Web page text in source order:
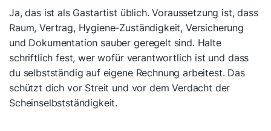
Ja, das ist als Gastartist üblich. Voraussetzung ist, dass
Raum, Vertrag, Hygiene-Zuständigkeit, Versicherung
und Dokumentation sauber geregelt sind. Halte
schriftlich fest, wer wofür verantwortlich ist und dass
du selbstständig auf eigene Rechnung arbeitest. Das
schützt dich vor Streit und vor dem Verdacht der
Scheinselbstständigkeit.